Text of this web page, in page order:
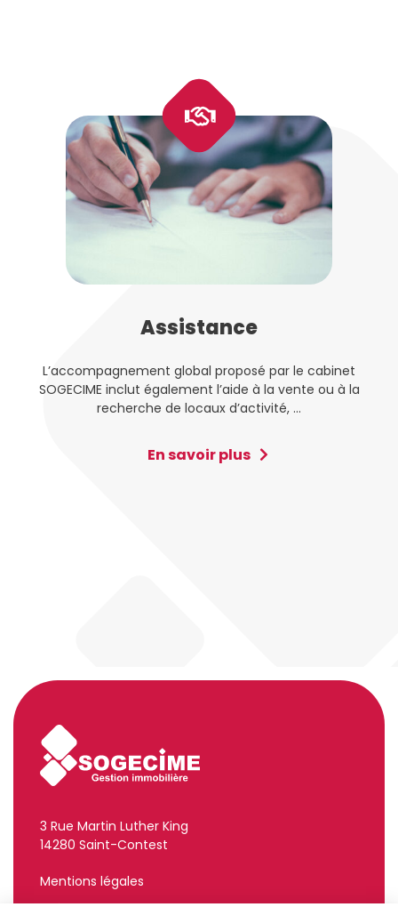
Assistance
L’accompagnement global proposé par le cabinet
SOGECIME inclut également l’aide à la vente ou à la
recherche de locaux d’activité, ...
En savoir plus
3 Rue Martin Luther King
14280 Saint-Contest
Mentions légales